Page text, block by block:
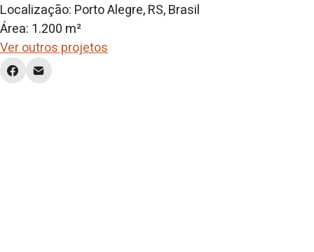
Localização: Porto Alegre, RS, Brasil
Área: 1.200 m²
Ver outros projetos